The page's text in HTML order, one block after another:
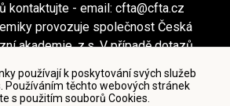
používají k poskytování svých služeb
Používáním těchto webových stránek
s použitím souborů Cookies.
kontaktujte - email: cfta@cfta.cz
provozuje společnost Česká
akademie, z.s. V případě dotazů
zásady ochrany osobních údajů